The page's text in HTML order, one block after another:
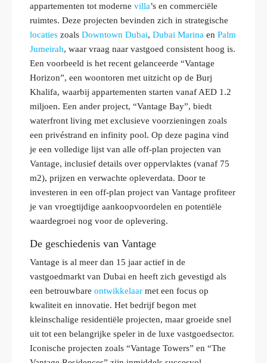
appartementen tot moderne villa’s en commerciële
ruimtes. Deze projecten bevinden zich in strategische
locaties zoals Downtown Dubai, Dubai Marina en Palm
Jumeirah, waar vraag naar vastgoed consistent hoog is.
Een voorbeeld is het recent gelanceerde “Vantage
Horizon”, een woontoren met uitzicht op de Burj
Khalifa, waarbij appartementen starten vanaf AED 1.2
miljoen. Een ander project, “Vantage Bay”, biedt
waterfront living met exclusieve voorzieningen zoals
een privéstrand en infinity pool. Op deze pagina vind
je een volledige lijst van alle off-plan projecten van
Vantage, inclusief details over oppervlaktes (vanaf 75
m2), prijzen en verwachte opleverdata. Door te
investeren in een off-plan project van Vantage profiteer
je van vroegtijdige aankoopvoordelen en potentiële
waardegroei nog voor de oplevering.
De geschiedenis van Vantage
Vantage is al meer dan 15 jaar actief in de
vastgoedmarkt van Dubai en heeft zich gevestigd als
een betrouwbare ontwikkelaar met een focus op
kwaliteit en innovatie. Het bedrijf begon met
kleinschalige residentiële projecten, maar groeide snel
uit tot een belangrijke speler in de luxe vastgoedsector.
Iconische projecten zoals “Vantage Towers” en “The